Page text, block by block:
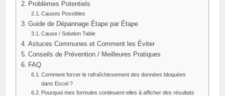
Problèmes Potentiels
Causes Possibles
Guide de Dépannage Étape par Étape
Cause / Solution Table
Astuces Communes et Comment les Éviter
Conseils de Prévention / Meilleures Pratiques
FAQ
Comment forcer le rafraîchissement des données bloquées
dans Excel ?
Pourquoi mes formules continuent-elles à afficher des résultats